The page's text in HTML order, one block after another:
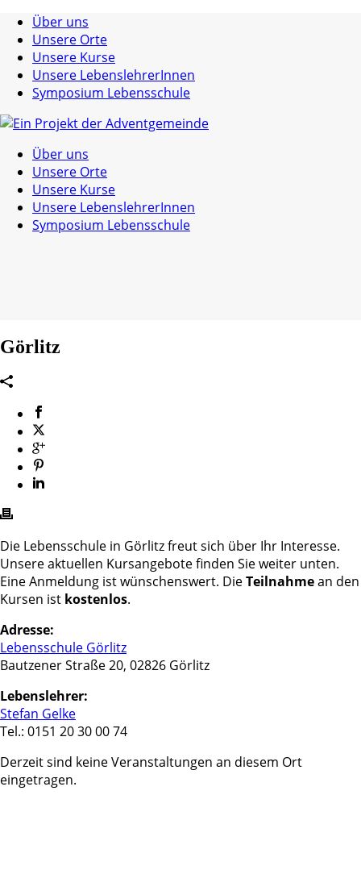
Über uns
Unsere Orte
Unsere Kurse
Unsere LebenslehrerInnen
Symposium Lebensschule
Über uns
Unsere Orte
Unsere Kurse
Unsere LebenslehrerInnen
Symposium Lebensschule
Görlitz
Die Lebensschule in Görlitz freut sich über Ihr Interesse.
Unsere aktuellen Kursangebote finden Sie weiter unten.
Eine Anmeldung ist wünschenswert. DieTeilnahmean den
Kursen ist kostenlos.
Adresse:
Lebensschule Görlitz
Bautzener Straße 20, 02826 Görlitz
Lebenslehrer:
Stefan Gelke
Tel.: 0151 20 30 00 74
Derzeit sind keine Veranstaltungen an diesem Ort
eingetragen.